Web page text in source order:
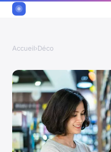
Accueil›Déco